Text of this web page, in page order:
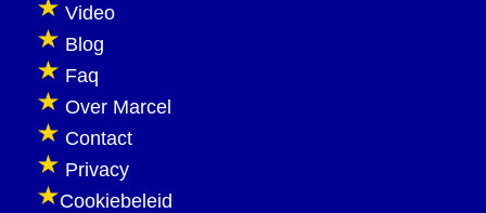
Video
Blog
Faq
Over Marcel
Contact
Privacy
Cookiebeleid